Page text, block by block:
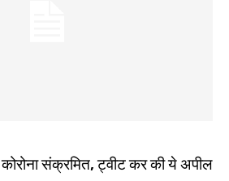
संक्रमित, ट्वीट कर की ये अपील